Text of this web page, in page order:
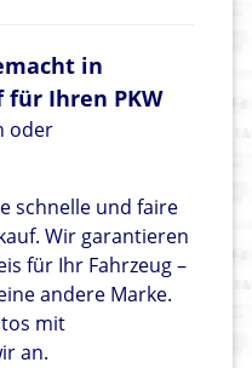
in
für Ihren PKW
oder
schnelle und faire
Wir garantieren
für Ihr Fahrzeug –
andere Marke.
mit
an.